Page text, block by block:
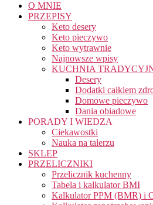
O MNIE
PRZEPISY
Keto desery
Keto pieczywo
Keto wytrawnie
Najnowsze wpisy
KUCHNIA
Desery
Dodatki całkiem
Domowe pieczywo
Dania obiadowe
PORADY I WIEDZA
Ciekawostki
Nauka na talerzu
SKLEP
PRZELICZNIKI
Przelicznik kuchenny
Tabela i kalkulator BMI
Kalkulator PPM (BMR) i